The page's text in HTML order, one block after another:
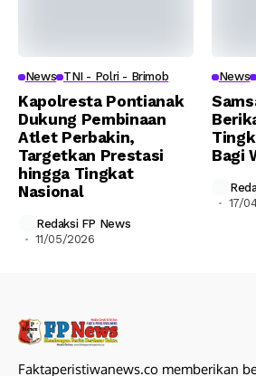
News TNI - Polri - Brimob
Kapolresta Pontianak
Dukung Pembinaan
Atlet Perbakin,
Targetkan Prestasi
hingga Tingkat
Nasional
Redaksi FP News
11/05/2026
News
Bagi
17/
Faktaperistiwanews.co memberikan